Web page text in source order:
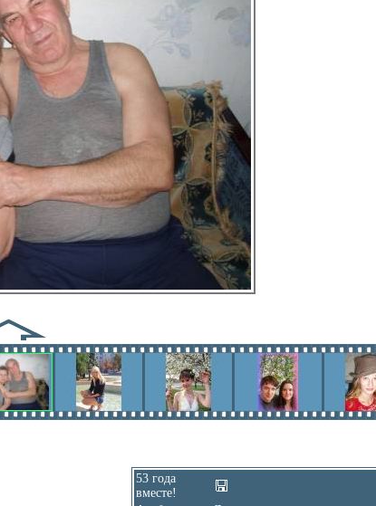
53 года
вместе!